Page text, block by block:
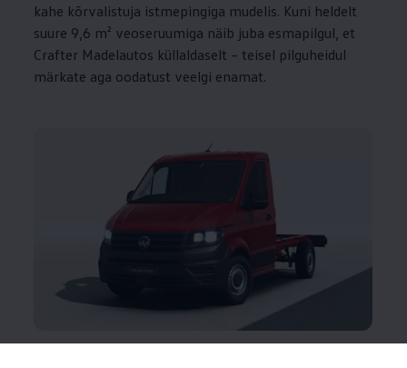
kahe kõrvalistuja istmepingiga mudelis. Kuni heldelt
suure 9,6 m² veoseruumiga näib juba esmapilgul, et
Crafter Madelautos küllaldaselt – teisel pilguheidul
märkate aga oodatust veelgi enamat.